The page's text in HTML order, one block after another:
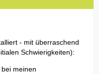
- mit überraschend
Schwierigkeiten):
meinen